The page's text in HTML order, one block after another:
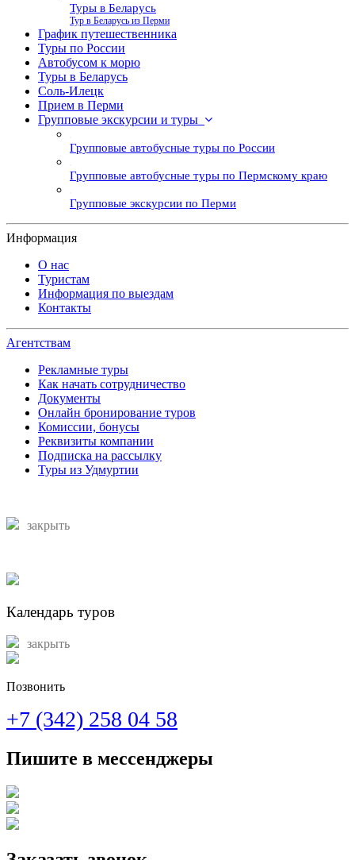
Туры в Беларусь
Тур в Беларусь из Перми
График путешественника
Туры по России
Автобусом к морю
Туры в Беларусь
Соль-Илецк
Прием в Перми
Групповые экскурсии и туры
Групповые автобусные туры по России
Групповые автобусные туры по Пермскому краю
Групповые экскурсии по Перми
Информация
О нас
Туристам
Информация по выездам
Контакты
Агентствам
Рекламные туры
Как начать сотрудничество
Документы
Онлайн бронирование туров
Комиссии, бонусы
Реквизиты компании
Подписка на рассылку
Туры из Удмуртии
закрыть
Календарь туров
закрыть
Позвонить
+7 (342) 258 04 58
Пишите в мессенджеры